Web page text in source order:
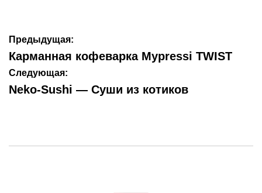
Навигация
по
записям
Предыдущая:
Карманная кофеварка Mypressi TWIST
Следующая:
Neko-Sushi — Суши из котиков